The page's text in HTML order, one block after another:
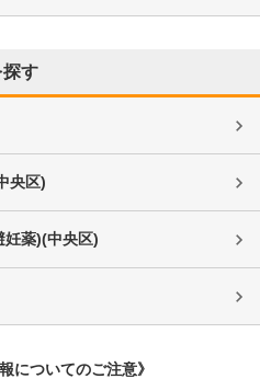
す
央区)
妊薬)(中央区)
についてのご注意》